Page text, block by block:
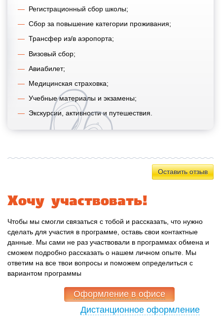
Регистрационный сбор школы;
Сбор за повышение категории проживания;
Трансфер из/в аэропорта;
Визовый сбор;
Авиабилет;
Медицинская страховка;
Учебные материалы и экзамены;
Экскурсии, активности и путешествия.
Оставить отзыв
Хочу участвовать!
Чтобы мы смогли связаться с тобой и рассказать, что нужно
сделать для участия в программе, оставь свои контактные
данные. Мы сами не раз участвовали в программах обмена и
сможем подробно рассказать о нашем личном опыте. Мы
ответим на все твои вопросы и поможем определиться с
вариантом программы
Оформление в офисе
Дистанционное оформление